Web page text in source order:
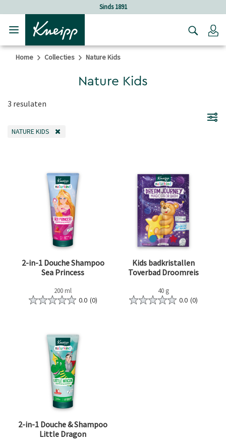
Verder gaan naar hoofdinhoud.Sinds 1891
Home Collecties Nature Kids
Nature Kids
3 resulaten
NATURE KIDS
2-in-1 Douche Shampoo
Sea Princess
200 ml
0.0 (0)
Kids badkristallen
Toverbad Droomreis
40 g
0.0 (0)
2-in-1 Douche & Shampoo
Little Dragon